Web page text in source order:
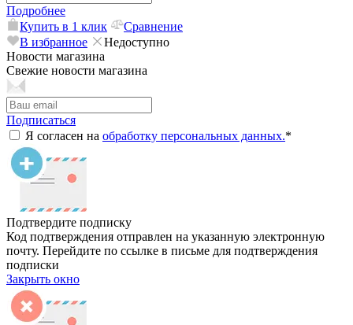
Подробнее
Купить в 1 клик
Сравнение
В избранное
Недоступно
Новости магазина
Свежие новости магазина
Подписаться
Я согласен на обработку персональных данных.*
Подтвердите подписку
Код подтверждения отправлен на указанную электронную
почту. Перейдите по ссылке в письме для подтверждения
подписки
Закрыть окно